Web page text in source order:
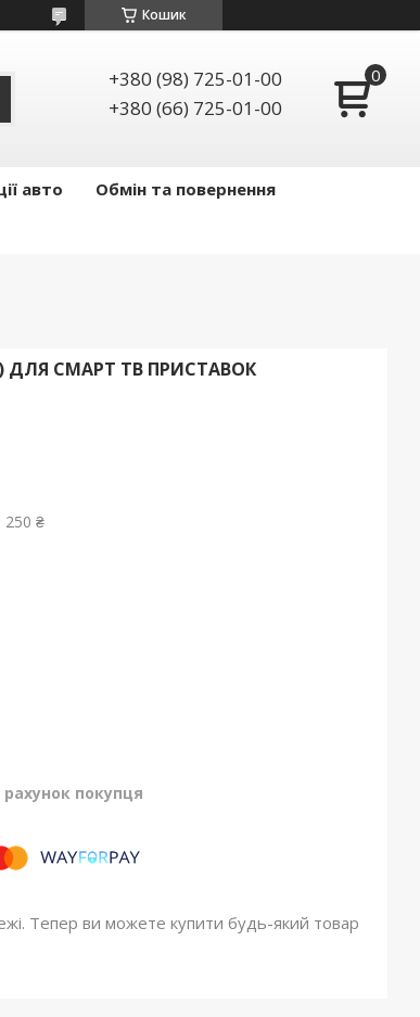
Кошик
+380 (98) 725-01-00
+380 (66) 725-01-00
авто
Обмін та повернення
ДЛЯ СМАРТ ТВ ПРИСТАВОК
250 ₴
рахунок покупця
Тепер ви можете купити будь-який товар